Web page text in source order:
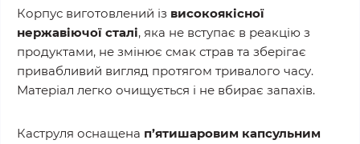
Корпус виготовлений із високоякісної
нержавіючої сталі, яка не вступає в реакцію з
продуктами, не змінює смак страв та зберігає
привабливий вигляд протягом тривалого часу.
Матеріал легко очищується і не вбирає запахів.
Каструля оснащена п’ятишаровим капсульним